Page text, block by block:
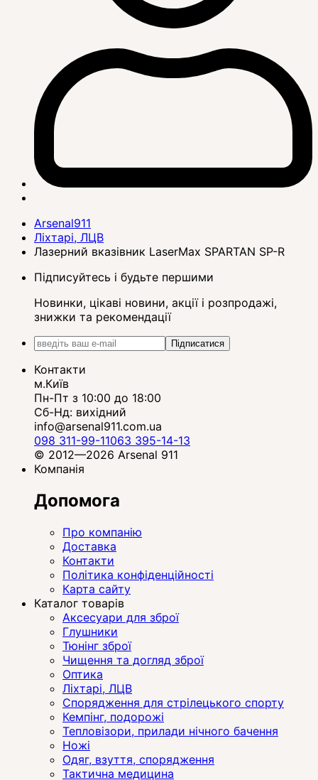
Arsenal911
Ліхтарі, ЛЦВ
Лазерний вказівник LaserMax SPARTAN SP-R
Підписуйтесь і будьте першими
Новинки, цікаві новини, акції і розпродажі,
знижки та рекомендації
Підписатися
Контакти
м.Київ
Пн-Пт з 10:00 до 18:00
Сб-Нд: вихідний
info@arsenal911.com.ua
098 311-99-11063 395-14-13
© 2012—2026 Arsenal 911
Компанія
Допомога
Про компанію
Доставка
Контакти
Політика конфіденційності
Карта сайту
Каталог товарів
Аксесуари для зброї
Глушники
Тюнінг зброї
Чищення та догляд зброї
Оптика
Ліхтарі, ЛЦВ
Спорядження для стрілецького спорту
Кемпінг, подорожі
Тепловізори, прилади нічного бачення
Ножі
Одяг, взуття, спорядження
Тактична медицина